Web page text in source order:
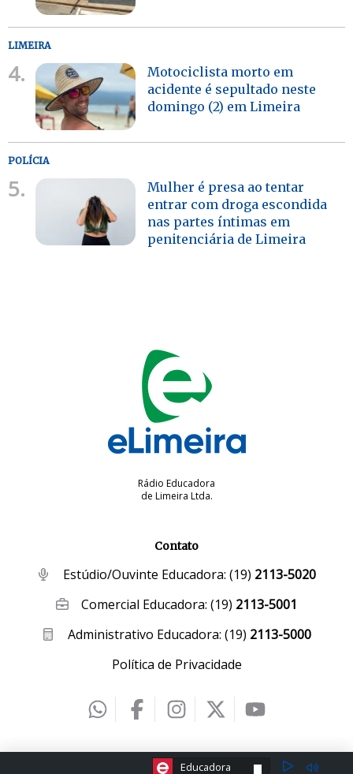
LIMEIRA
4.
Motociclista morto em
acidente é sepultado neste
domingo (2) em Limeira
POLÍCIA
5.
Mulher é presa ao tentar
entrar com droga escondida
nas partes íntimas em
penitenciária de Limeira
Rádio Educadora
de Limeira Ltda.
Contato
Estúdio/Ouvinte Educadora: (19) 2113-5020
Comercial Educadora:(19) 2113-5001
Administrativo Educadora: (19) 2113-5000
Política de Privacidade
2026 © eLimeira | Desenvolvido por Creative Hut
ESCOLHA A RÁDIO:
Educadora